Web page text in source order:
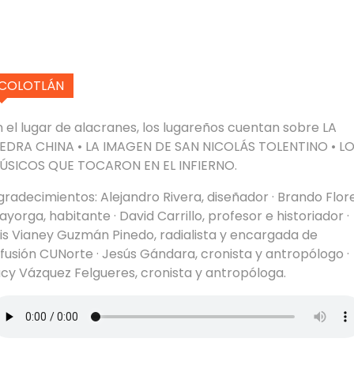
el lugar de alacranes, los lugareños cuentan sobre LA
CHINA • LA IMAGEN DE SAN NICOLÁS TOLENTINO •
QUE TOCARON EN EL INFIERNO.
Alejandro Rivera, diseñador · Brando
habitante · David Carrillo, profesor e historiador ·
Vianey Guzmán Pinedo, radialista y encargada de
CUNorte · Jesús Gándara, cronista y antropólogo ·
Vázquez Felgueres, cronista y antropóloga.